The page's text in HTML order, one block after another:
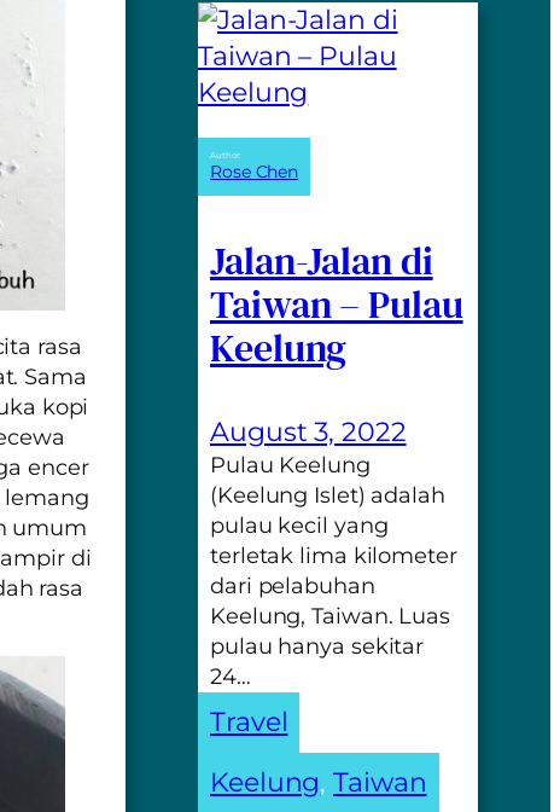
rasa
Sama
kopi
encer
lemang
umum
di
rasa
Author:
Rose Chen
Jalan-Jalan di
Taiwan – Pulau
Keelung
August 3, 2022
Pulau Keelung
(Keelung Islet) adalah
pulau kecil yang
terletak lima kilometer
dari pelabuhan
Keelung, Taiwan. Luas
pulau hanya sekitar
24…
Travel
Keelung, Taiwan